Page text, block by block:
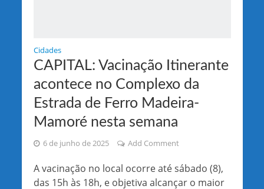
Cidades
CAPITAL: Vacinação Itinerante
acontece no Complexo da
Estrada de Ferro Madeira-
Mamoré nesta semana
6 de junho de 2025 Add Comment
A vacinação no local ocorre até sábado (8),
das 15h às 18h, e objetiva alcançar o maior